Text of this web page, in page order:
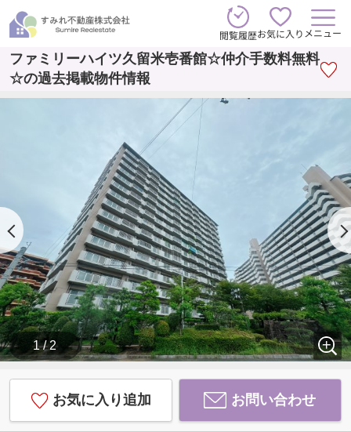
閲覧履歴お気に入り メニュー
ファミリーハイツ久留米壱番館☆仲介手数料無料
☆の過去掲載物件情報
1 / 2
お気に入り追加 お問い合わせ